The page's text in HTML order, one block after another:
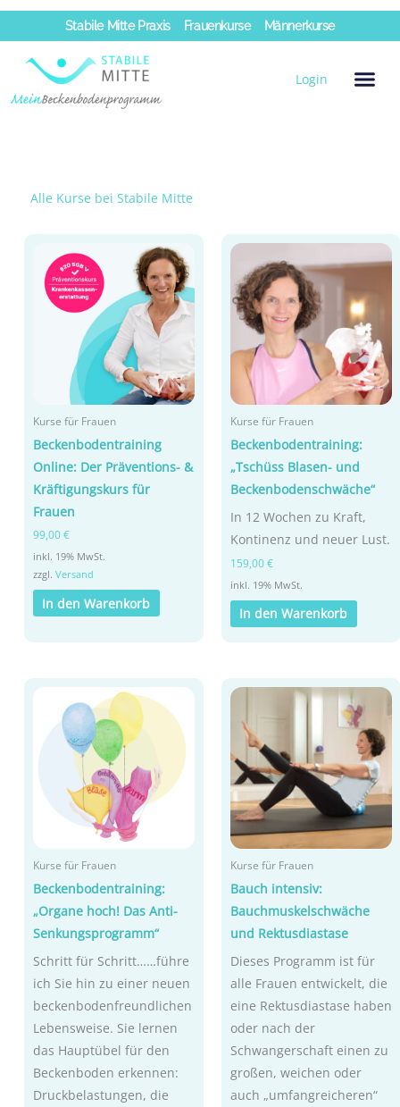
Zum
springen
Stabile Mitte Praxis Frauenkurse Männerkurse
Login
Alle Kurse bei Stabile Mitte
Kurse für Frauen
Beckenbodentraining
Online: Der Präventions- &
Kräftigungskurs für
Frauen
99,00€
inkl. 19% MwSt.
zzgl. Versand
In den Warenkorb
Kurse für Frauen
Beckenbodentraining:
„Tschüss Blasen- und
Beckenbodenschwäche“
In 12 Wochen zu Kraft,
Kontinenz und neuer Lust.
159,00€
inkl. 19% MwSt.
In den Warenkorb
Kurse für Frauen
Beckenbodentraining:
„Organe hoch! Das Anti-
Senkungsprogramm“
Schritt für Schritt……führe
ich Sie hin zu einer neuen
beckenbodenfreundlichen
Lebensweise. Sie lernen
das Hauptübel für den
Beckenboden erkennen:
Druckbelastungen, die
Kurse für Frauen
Bauch intensiv:
Bauchmuskelschwäche
und Rektusdiastase
Dieses Programm ist für
alle Frauen entwickelt, die
eine Rektusdiastase haben
oder nach der
Schwangerschaft einen zu
großen, weichen oder
auch „umfangreicheren“